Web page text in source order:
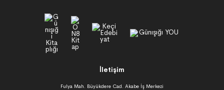
İletişim
Fulya Mah. Büyükdere Cad. Akabe İş Merkezi